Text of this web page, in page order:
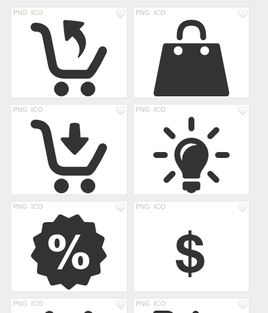
PNG ICO PNG ICO
PNG ICO PNG ICO
PNG ICO PNG ICO
PNG ICO PNG ICO